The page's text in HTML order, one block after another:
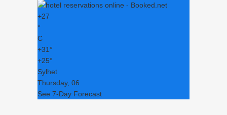
+27
°
C
+31°
+25°
Sylhet
Thursday, 06
See 7-Day Forecast